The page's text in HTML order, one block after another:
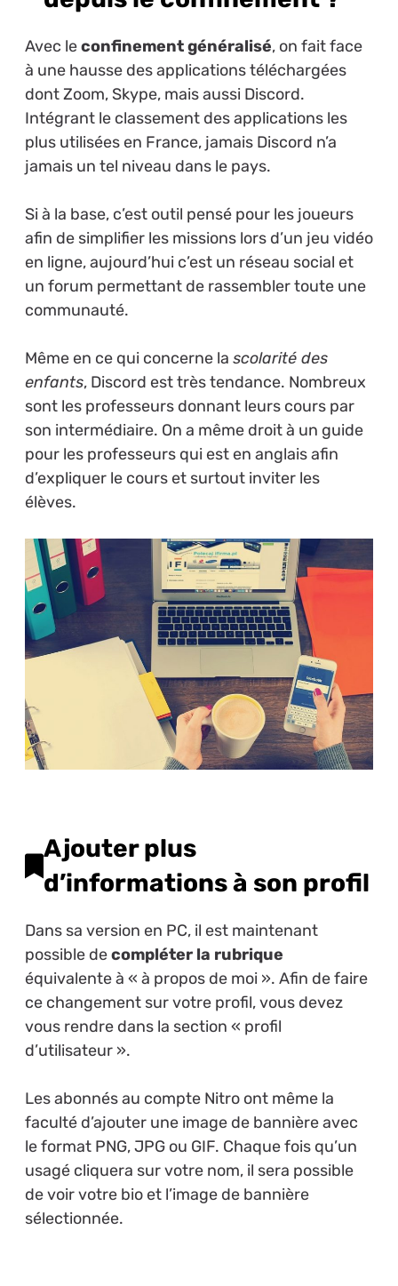
Avec leconfinement généralisé, on fait face
à une hausse des applications téléchargées
dont Zoom, Skype, mais aussi Discord.
Intégrant le classement des applications les
plus utilisées en France, jamais Discord n’a
jamais un tel niveau dans le pays.
Si à la base, c’est outil pensé pour les joueurs
afin de simplifier les missions lors d’un jeu vidéo
en ligne, aujourd’hui c’est un réseau social et
un forum permettant de rassembler toute une
communauté.
Même en ce qui concerne la scolarité des
enfants, Discord est très tendance. Nombreux
sont les professeurs donnant leurs cours par
son intermédiaire. On a même droit à un guide
pour les professeurs qui est en anglais afin
d’expliquer le cours et surtout inviter les
élèves.
Ajouter plus
d’informations à son profil
Dans sa version en PC, il est maintenant
possible decompléter la rubrique
équivalente à « à propos de moi ». Afin de faire
ce changement sur votre profil, vous devez
vous rendre dans la section « profil
d’utilisateur ».
Les abonnés au compte Nitro ont même la
faculté d’ajouter une image de bannière avec
le format PNG, JPG ou GIF. Chaque fois qu’un
usagé cliquera sur votre nom, il sera possible
de voir votre bio et l’image de bannière
sélectionnée.